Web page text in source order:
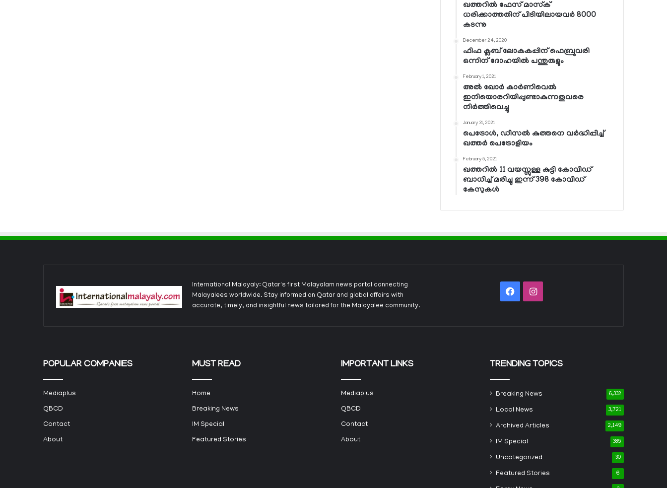
ഖത്തറില്‍ ഫേസ് മാസ്‌ക്
ധരിക്കാത്തതിന് പിടിയിലായവര്‍ 8000
കടന്നു
December 24, 2020
ഫിഫ ക്ലബ് ലോകകപ്പിന് ഫെബ്രുവരി
ഒന്നിന് ദോഹയില്‍ പന്തുരുളും
February 1, 2021
അല്‍ ഖോര്‍ കാര്‍ണിവെല്‍
ഇനിയൊരറിയിപ്പുണ്ടാകുന്നതുവരെ
നിര്‍ത്തിവെച്ചു
January 31, 2021
പെട്രോള്‍, ഡീസല്‍ കുത്തനെ വര്‍ദ്ധിപ്പിച്ച്
ഖത്തര്‍ പെട്രോളിയം
February 5, 2021
ഖത്തറില്‍ 11 വയസ്സുള്ള കുട്ടി കോവിഡ്
ബാധിച്ച് മരിച്ചു ഇന്ന് 398 കോവിഡ്
കേസുകള്‍
International Malayaly: Qatar's first Malayalam news portal connecting
Malayalees worldwide. Stay informed on Qatar and global affairs with
accurate, timely, and insightful news tailored for the Malayalee community.
FacebookInstagram
POPULAR COMPANIES
Mediaplus
QBCD
Contact
About
MUST READ
Home
Breaking News
IM Special
Featured Stories
IMPORTANT LINKS
Mediaplus
QBCD
Contact
About
TRENDING TOPICS
Breaking News 6,332
Local News 3,721
Archived Articles 2,149
IM Special 385
Uncategorized 30
Featured Stories 6